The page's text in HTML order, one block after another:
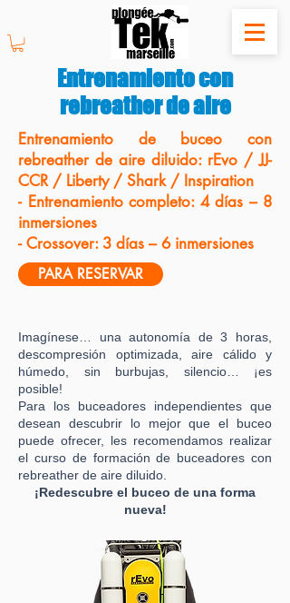
Entrenamiento con
rebreather de aire
Entrenamiento de buceo con
rebreather de aire diluido: rEvo / JJ-
CCR / Liberty / Shark / Inspiration
- Entrenamiento completo: 4 días – 8
inmersiones
- Crossover: 3 días – 6 inmersiones
PARA RESERVAR
Imagínese… una autonomía de 3 horas,
descompresión optimizada, aire cálido y
húmedo, sin burbujas, silencio… ¡es
posible!
Para los buceadores independientes que
desean descubrir lo mejor que el buceo
puede ofrecer, les recomendamos realizar
el curso de formación de buceadores con
rebreather de aire diluido.
¡Redescubre el buceo de una forma
nueva!